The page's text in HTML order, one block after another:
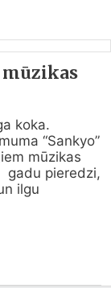
mūzikas
koka.
“Sankyo”
mūzikas
gadu pieredzi,
ilgu